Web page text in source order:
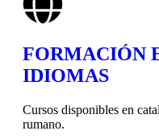
FORMACIÓN
IDIOMAS
Cursos disponibles en
rumano.